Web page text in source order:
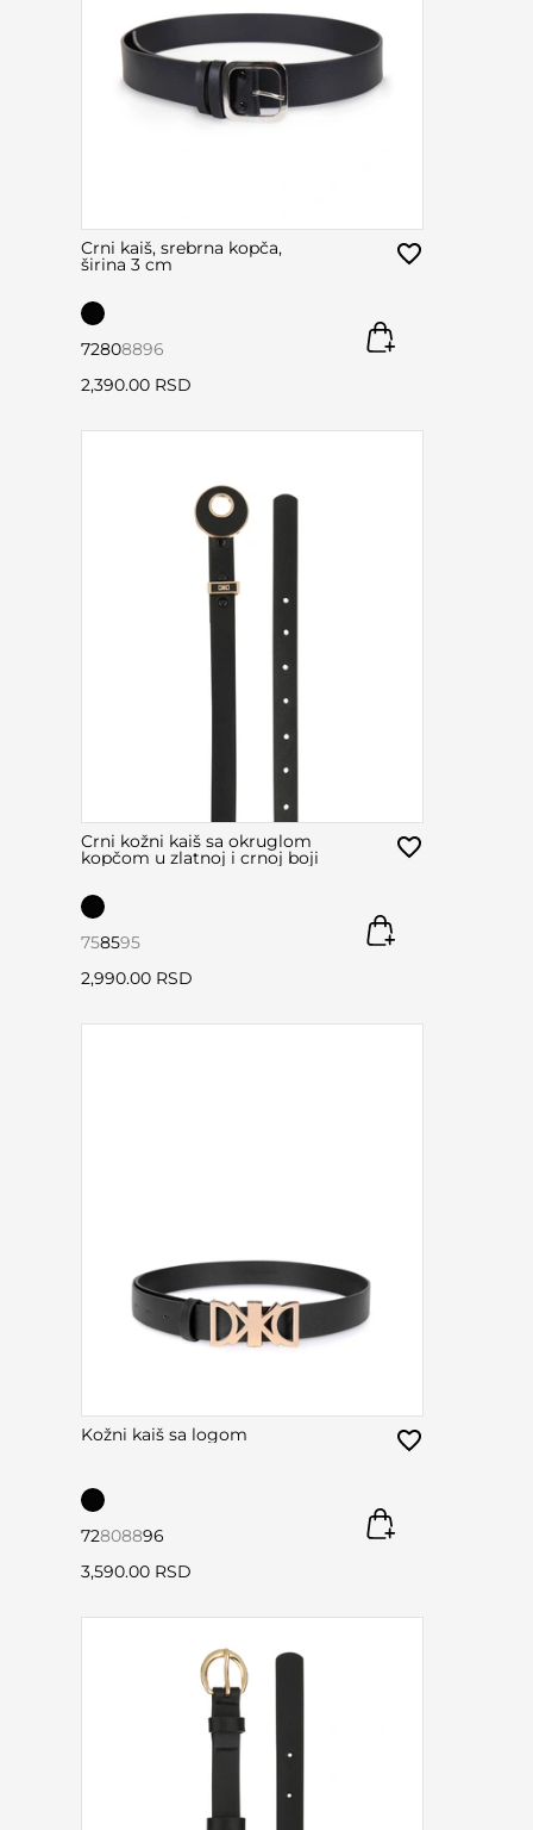
Crni kaiš, srebrna kopča,
širina 3 cm
72808896
2,390.00 RSD
Crni kožni kaiš sa okruglom
kopčom u zlatnoj i crnoj boji
758595
2,990.00 RSD
Kožni kaiš sa logom
72808896
3,590.00 RSD